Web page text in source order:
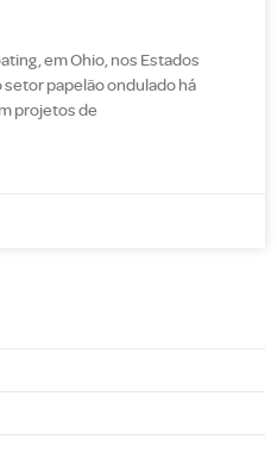
em Ohio, nos Estados
setor papelão ondulado há
projetos de